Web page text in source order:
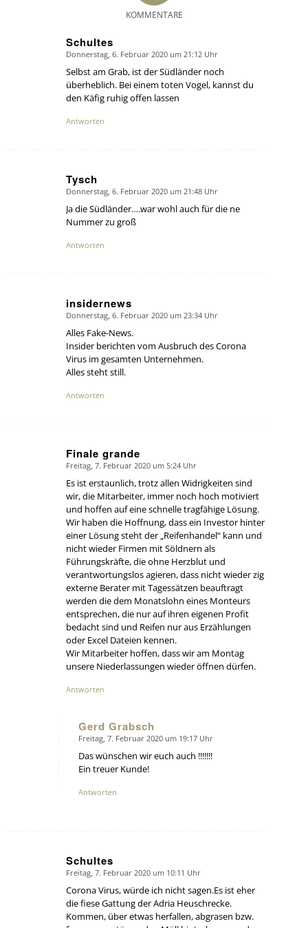
KOMMENTARE
Schultes
says:
Donnerstag, 6. Februar 2020 um 21:12 Uhr
Selbst am Grab, ist der Südländer noch
überheblich. Bei einem toten Vogel, kannst du
den Käfig ruhig offen lassen
Antworten
Tysch
says:
Donnerstag, 6. Februar 2020 um 21:48 Uhr
Ja die Südländer….war wohl auch für die ne
Nummer zu groß
Antworten
insidernews
says:
Donnerstag, 6. Februar 2020 um 23:34 Uhr
Alles Fake-News.
Insider berichten vom Ausbruch des Corona
Virus im gesamten Unternehmen.
Alles steht still.
Antworten
Finale grande
says:
Freitag, 7. Februar 2020 um 5:24 Uhr
Es ist erstaunlich, trotz allen Widrigkeiten sind
wir, die Mitarbeiter, immer noch hoch motiviert
und hoffen auf eine schnelle tragfähige Lösung.
Wir haben die Hoffnung, dass ein Investor hinter
einer Lösung steht der „Reifenhandel“ kann und
nicht wieder Firmen mit Söldnern als
Führungskräfte, die ohne Herzblut und
verantwortungslos agieren, dass nicht wieder zig
externe Berater mit Tagessätzen beauftragt
werden die dem Monatslohn eines Monteurs
entsprechen, die nur auf ihren eigenen Profit
bedacht sind und Reifen nur aus Erzählungen
oder Excel Dateien kennen.
Wir Mitarbeiter hoffen, dass wir am Montag
unsere Niederlassungen wieder öffnen dürfen.
Antworten
Gerd Grabsch
says:
Freitag, 7. Februar 2020 um 19:17 Uhr
Das wünschen wir euch auch !!!!!!!
Ein treuer Kunde!
Antworten
Schultes
says:
Freitag, 7. Februar 2020 um 10:11 Uhr
Corona Virus, würde ich nicht sagen.Es ist eher
die fiese Gattung der Adria Heuschrecke.
Kommen, über etwas herfallen, abgrasen bzw.